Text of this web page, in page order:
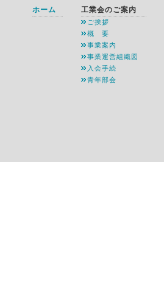
ホーム 工業会のご案内
ご挨拶
概 要
事業案内
事業運営組織図
入会手続
青年部会